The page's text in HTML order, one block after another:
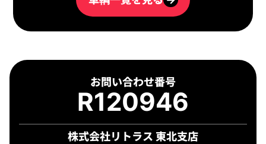
お問い合わせ番号
R120946
株式会社リトラス 東北支店